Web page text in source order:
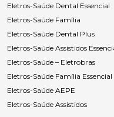
Eletros-Saúde Dental Essencial
Eletros-Saúde Família
Eletros-Saúde Dental Plus
Eletros-Saúde Assistidos
Eletros-Saúde – Eletrobras
Eletros-Saúde Família Essencial
Eletros-Saúde AEPE
Eletros-Saúde Assistidos